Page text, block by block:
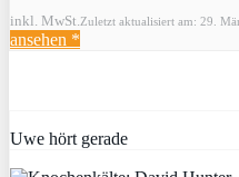
inkl. MwSt. Zuletzt aktualisiert am: 29.
ansehen *
Uwe hört gerade